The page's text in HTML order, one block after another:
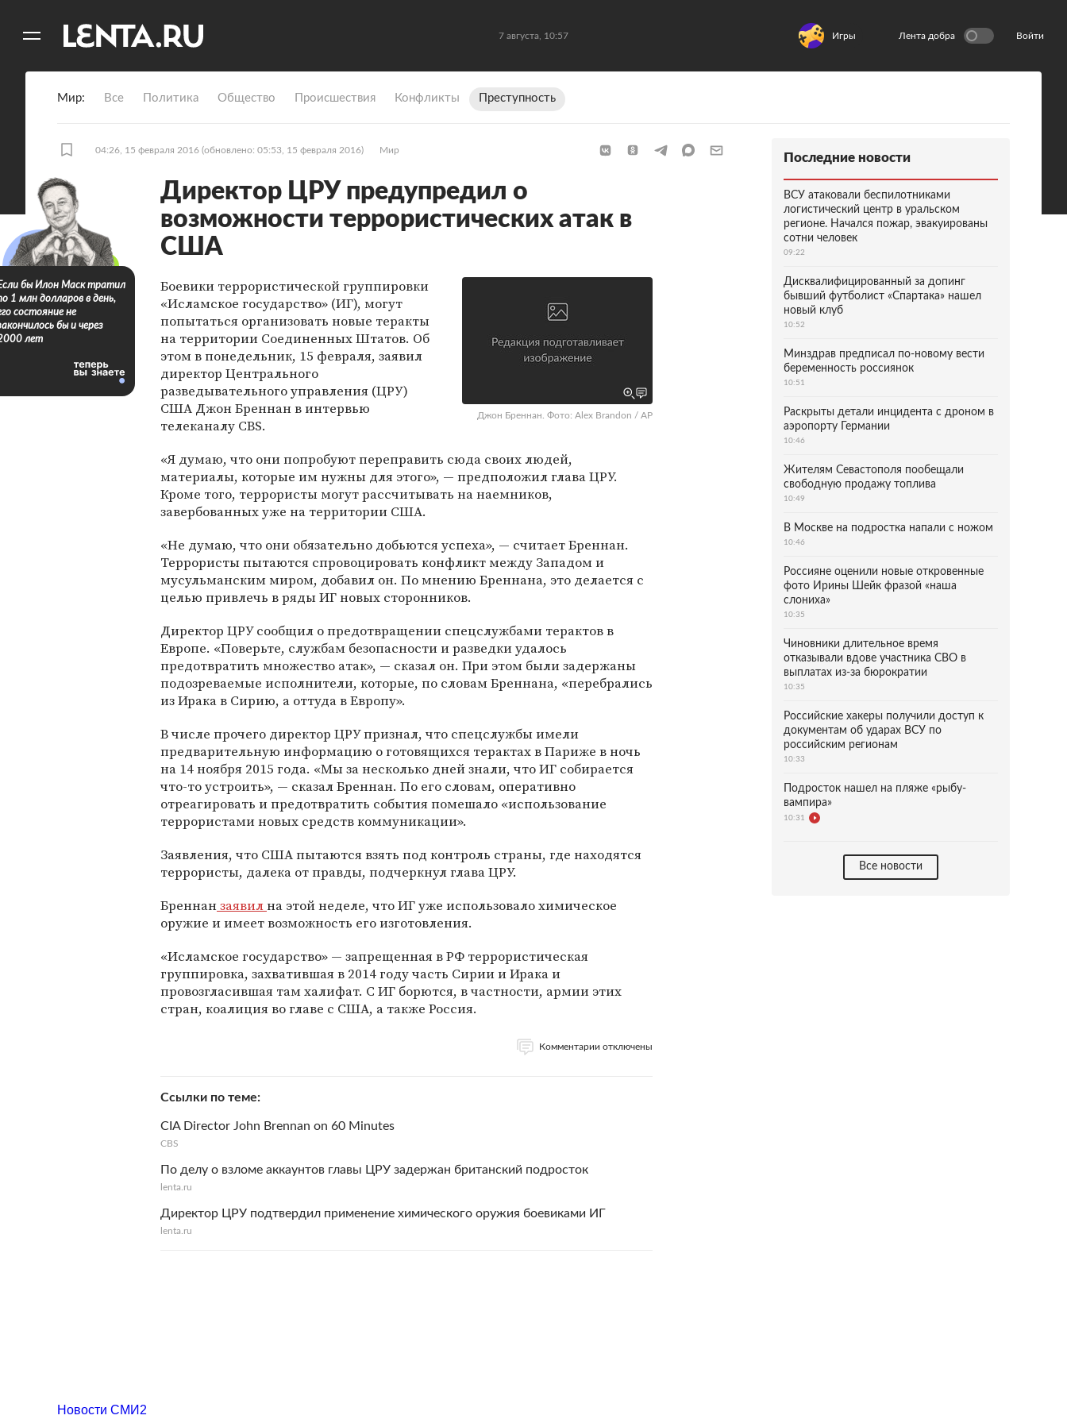
7 августа, 10:57 Игры Лента добра Войти
Мир Все Политика Общество Происшествия Конфликты Преступность
04:26, 15 февраля 2016 (обновлено: 05:53, 15 февраля 2016) Мир
Директор ЦРУ предупредил о
возможности террористических атак в
США
Джон Бреннан. Фото: Alex Brandon / АР
Боевики террористической группировки
«Исламское государство» (ИГ), могут
попытаться организовать новые теракты
на территории Соединенных Штатов. Об
этом в понедельник, 15 февраля, заявил
директор Центрального
разведывательного управления (ЦРУ)
США Джон Бреннан в интервью
телеканалу CBS.
«Я думаю, что они попробуют переправить сюда своих людей,
материалы, которые им нужны для этого», — предположил глава ЦРУ.
Кроме того, террористы могут рассчитывать на наемников,
завербованных уже на территории США.
«Не думаю, что они обязательно добьются успеха», — считает Бреннан.
Террористы пытаются спровоцировать конфликт между Западом и
мусульманским миром, добавил он. По мнению Бреннана, это делается с
целью привлечь в ряды ИГ новых сторонников.
Директор ЦРУ сообщил о предотвращении спецслужбами терактов в
Европе. «Поверьте, службам безопасности и разведки удалось
предотвратить множество атак», — сказал он. При этом были задержаны
подозреваемые исполнители, которые, по словам Бреннана, «перебрались
из Ирака в Сирию, а оттуда в Европу».
В числе прочего директор ЦРУ признал, что спецслужбы имели
предварительную информацию о готовящихся терактах в Париже в ночь
на 14 ноября 2015 года. «Мы за несколько дней знали, что ИГ собирается
что-то устроить», — сказал Бреннан. По его словам, оперативно
отреагировать и предотвратить события помешало «использование
террористами новых средств коммуникации».
Заявления, что США пытаются взять под контроль страны, где находятся
террористы, далека от правды, подчеркнул глава ЦРУ.
Бреннанзаявилна этой неделе, что ИГ уже использовало химическое
оружие и имеет возможность его изготовления.
«Исламское государство» — запрещенная в РФ террористическая
группировка, захватившая в 2014 году часть Сирии и Ирака и
провозгласившая там халифат. С ИГ борются, в частности, армии этих
стран, коалиция во главе с США, а также Россия.
Комментарии отключены
Ссылки по теме
CIA Director John Brennan on 60 Minutes
CBS
По делу о взломе аккаунтов главы ЦРУ задержан британский подросток
lenta.ru
Директор ЦРУ подтвердил применение химического оружия боевиками ИГ
lenta.ru
бы Илон Маск тратил
1 млн долларов в день,
состояние не
бы и через
лет
Последние новости
ВСУ атаковали беспилотниками
логистический центр в уральском
регионе. Начался пожар, эвакуированы
сотни человек
09:22
Дисквалифицированный за допинг
бывший футболист «Спартака» нашел
новый клуб
10:52
Минздрав предписал по-новому вести
беременность россиянок
10:51
Раскрыты детали инцидента с дроном в
аэропорту Германии
10:46
Жителям Севастополя пообещали
свободную продажу топлива
10:49
В Москве на подростка напали с ножом
10:46
Россияне оценили новые откровенные
фото Ирины Шейк фразой «наша
слониха»
10:35
Чиновники длительное время
отказывали вдове участника СВО в
выплатах из-за бюрократии
10:35
Российские хакеры получили доступ к
документам об ударах ВСУ по
российским регионам
10:33
Подросток нашел на пляже «рыбу-
вампира»
10:31
Все новости
Новости СМИ2